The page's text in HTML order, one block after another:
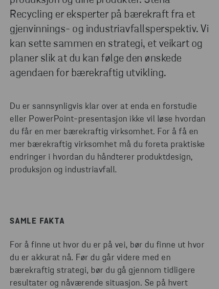
Recycling er eksperter på bærekraft fra et
gjenvinnings- og industriavfallsperspektiv. Vi
kan sette sammen en strategi, et veikart og
planer slik at du kan følge den ønskede
agendaen for bærekraftig utvikling.
Du er sannsynligvis klar over at enda en forstudie
eller PowerPoint-presentasjon ikke vil løse hvordan
du får en mer bærekraftig virksomhet. For å få en
mer bærekraftig virksomhet må du foreta praktiske
endringer i hvordan du håndterer produktdesign,
produksjon og industriavfall.
SAMLE FAKTA
For å finne ut hvor du er på vei, bør du finne ut hvor
du er akkurat nå. Før du går videre med en
bærekraftig strategi, bør du gå gjennom tidligere
resultater og nåværende situasjon. Se på hvert
TA KONTAKT